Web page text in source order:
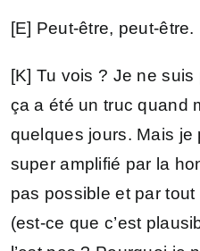
[E] Peut-être, peut-être.
[K] Tu vois ? Je ne
ça a été un truc quand
quelques jours. Mais
super amplifié par la
pas possible et par
(est-ce que c’est